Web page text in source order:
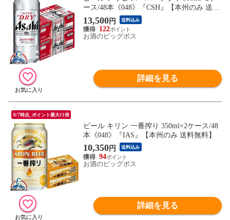
ース/48本《048》『CSH』【本州のみ 送料
無料】
13,500円 送料込み
122
お酒のビッグボス
詳細を見る
8/7時点_ポイント最大11倍
ビール キリン 一番搾り 350ml×2ケース/48
本《048》『IAS』【本州のみ 送料無料】
10,350円 送料込み
94
お酒のビッグボス
詳細を見る